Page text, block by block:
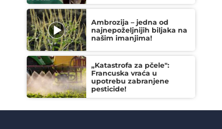
Ambrozija – jedna od
najnepoželjnijih biljaka na
našim imanjima!
„Katastrofa za pčele":
Francuska vraća u
upotrebu zabranjene
pesticide!